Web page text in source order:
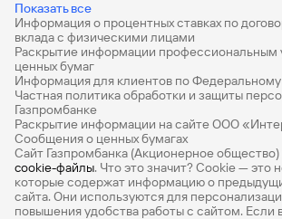
Показать все
Дебетовые карты с бесплатным
Все накопительные счета
Банковские вклады на 3 месяца
Вклады с высоким процентом
Калькулятор вкладов
Виртуальные карты
Информация о процентных ставках по
вклада с физическими лицами
Раскрытие информации профессиональным
ценных бумаг
Информация для клиентов по
Частная политика обработки и защиты
Газпромбанке
Раскрытие информации на сайте ООО
Сообщения о ценных бумагах
Сайт Газпромбанка (Акционерное общество)
cookie-файлы. Что это значит? Сookie — это
которые содержат информацию о
сайта. Они используются для
повышения удобства работы с сайтом. Если